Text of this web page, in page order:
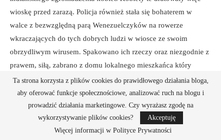
wioskę przed zarazą. Policja również stała się bohaterem w
walce z bezwzględną parą Wenezuelczyków na rowerze
wkraczających do tych dobrych ludzi w wiosce ze swoim
obrzydliwym wirusem. Spakowano ich rzeczy oraz niezgodnie z
prawem, siłą, zabrano z domu lokalnego mieszkańca który
udzielił im schronienia. Mieszkaniec ten został okrzyknięty
zdrajcą wioski. Policja zaczęła mu grozić kontrolami jego
działalności gospodarczej, a sąsiedzi za chwilę mogliby przyjść z
widłami. Facet nie miał wyjścia i się ugiął. Policja zresztą nawet
nie pytała o zgodę i po prostu zapakowała dwoje niewinnych
Ta strona korzysta z plików cookies do prawidłowego działania bloga,
aby oferować funkcje społecznościowe, analizować ruch na blogu i
prowadzić działania marketingowe. Czy wyrażasz zgodę na
wykorzystywanie plików cookies?
Akceptuję
Więcej informacji w Polityce Prywatności